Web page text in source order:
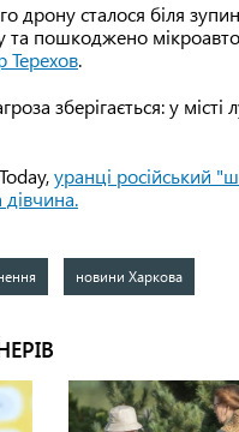
дрону сталося біля
та пошкоджено
Терехов.
зберігається: у
уранці російський
новини Харкова